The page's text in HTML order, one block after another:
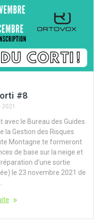
#8
avec le Bureau des Guides
la Gestion des Risques
Montagne te formeront
de base sur la neige et
d’une sortie
le 23 novembre 2021 de